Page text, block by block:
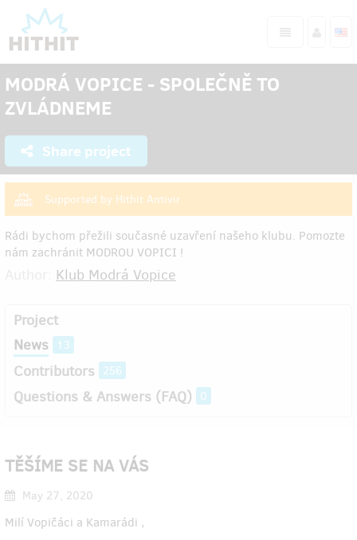
MODRÁ VOPICE - SPOLEČNĚ TO
ZVLÁDNEME
Share project
Supported by Hithit Antivir
Rádi bychom přežili současné uzavření našeho klubu. Pomozte
nám zachránit MODROU VOPICI !
Klub Modrá Vopice
Project
News
13
Contributors 256
Questions & Answers (FAQ) 0
TĚŠÍME SE NA VÁS
May 27, 2020
Milí Vopičáci a Kamarádi ,